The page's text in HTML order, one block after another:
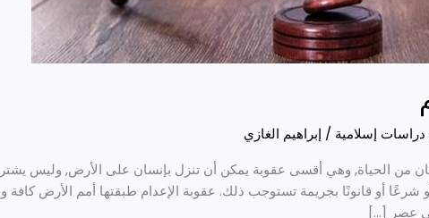
دراسات إسلامية / إبراهيم الغازي
من الحياة, وهي أقسى عقوبة يمكن أن تنزل بإنسان على الأرض, وليس
شرعًا أو قانونًا بجريمة تستوجب ذلك. عقوبة الإعدام طبقتها أمم الأرض كافة
عصر […]